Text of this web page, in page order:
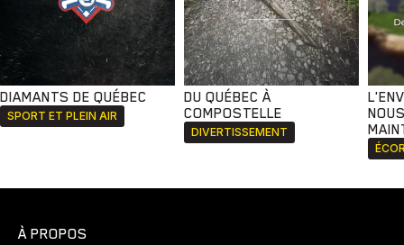
DIAMANTS DE QUÉBEC
SPORT ET PLEIN AIR
DU QUÉBEC À
COMPOSTELLE
DIVERTISSEMENT
À PROPOS